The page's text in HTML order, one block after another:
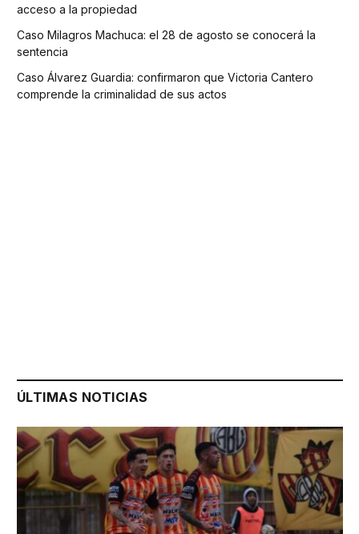
acceso a la propiedad
Caso Milagros Machuca: el 28 de agosto se conocerá la
sentencia
Caso Álvarez Guardia: confirmaron que Victoria Cantero
comprende la criminalidad de sus actos
ÚLTIMAS NOTICIAS